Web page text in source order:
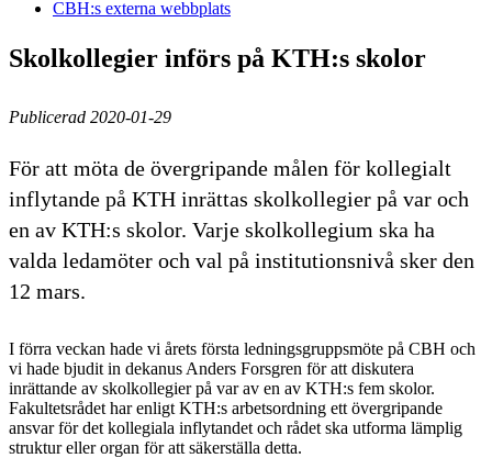
CBH:s externa webbplats
Skolkollegier införs på KTH:s skolor
Publicerad 2020-01-29
För att möta de övergripande målen för kollegialt
inflytande på KTH inrättas skolkollegier på var och
en av KTH:s skolor. Varje skolkollegium ska ha
valda ledamöter och val på institutionsnivå sker den
12 mars.
I förra veckan hade vi årets första ledningsgruppsmöte på CBH och
vi hade bjudit in dekanus Anders Forsgren för att diskutera
inrättande av skolkollegier på var av en av KTH:s fem skolor.
Fakultetsrådet har enligt KTH:s arbetsordning ett övergripande
ansvar för det kollegiala inflytandet och rådet ska utforma lämplig
struktur eller organ för att säkerställa detta.